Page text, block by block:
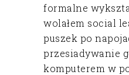
formalne
wolałem social
puszek po
przesiadywanie
komputerem w